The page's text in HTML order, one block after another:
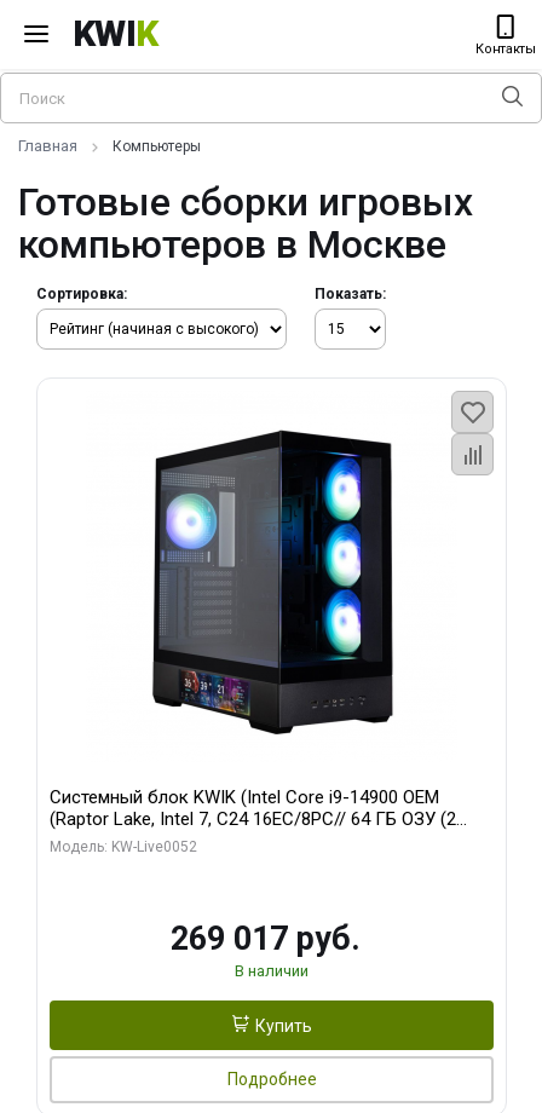
KWIK Контакты
Главная Компьютеры
Готовые сборки игровых
компьютеров в Москве
Сортировка: Показать:
Системный блок KWIK (Intel Core i9-14900 OEM
(Raptor Lake, Intel 7, C24 16EC/8PC// 64 ГБ ОЗУ (2
модуля)/ Palit RTX5080 GAMINGPRO OC 16GB GDDR7
Модель: KW-Live0052
269 017 руб.
В наличии
Купить
Подробнее